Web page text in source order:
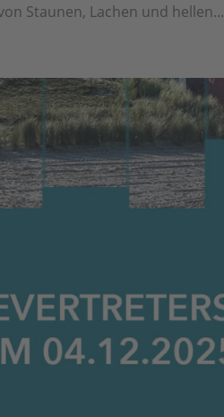
Staunen, Lachen und hellen...